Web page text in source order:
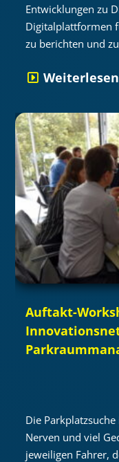
Entwicklungen zu
Digitalplattformen
zu berichten und
Weiterlesen
Auftakt-
Die
Nerven und viel
jeweiligen Fahrer,